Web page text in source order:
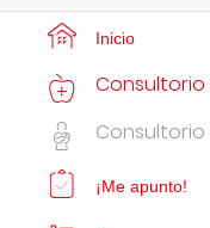
Inicio
¡Me apunto!